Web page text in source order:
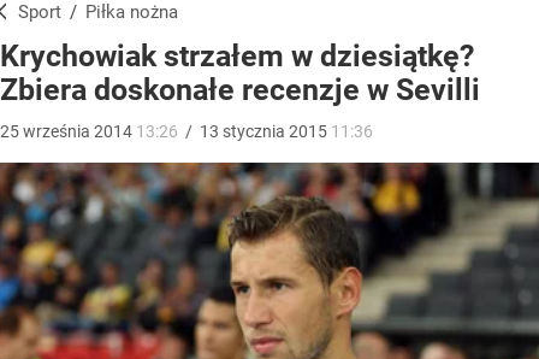
Sport / Piłka nożna
Krychowiak strzałem w dziesiątkę?
Zbiera doskonałe recenzje w Sevilli
25września 2014 13:26 / 13 stycznia 2015 11:36